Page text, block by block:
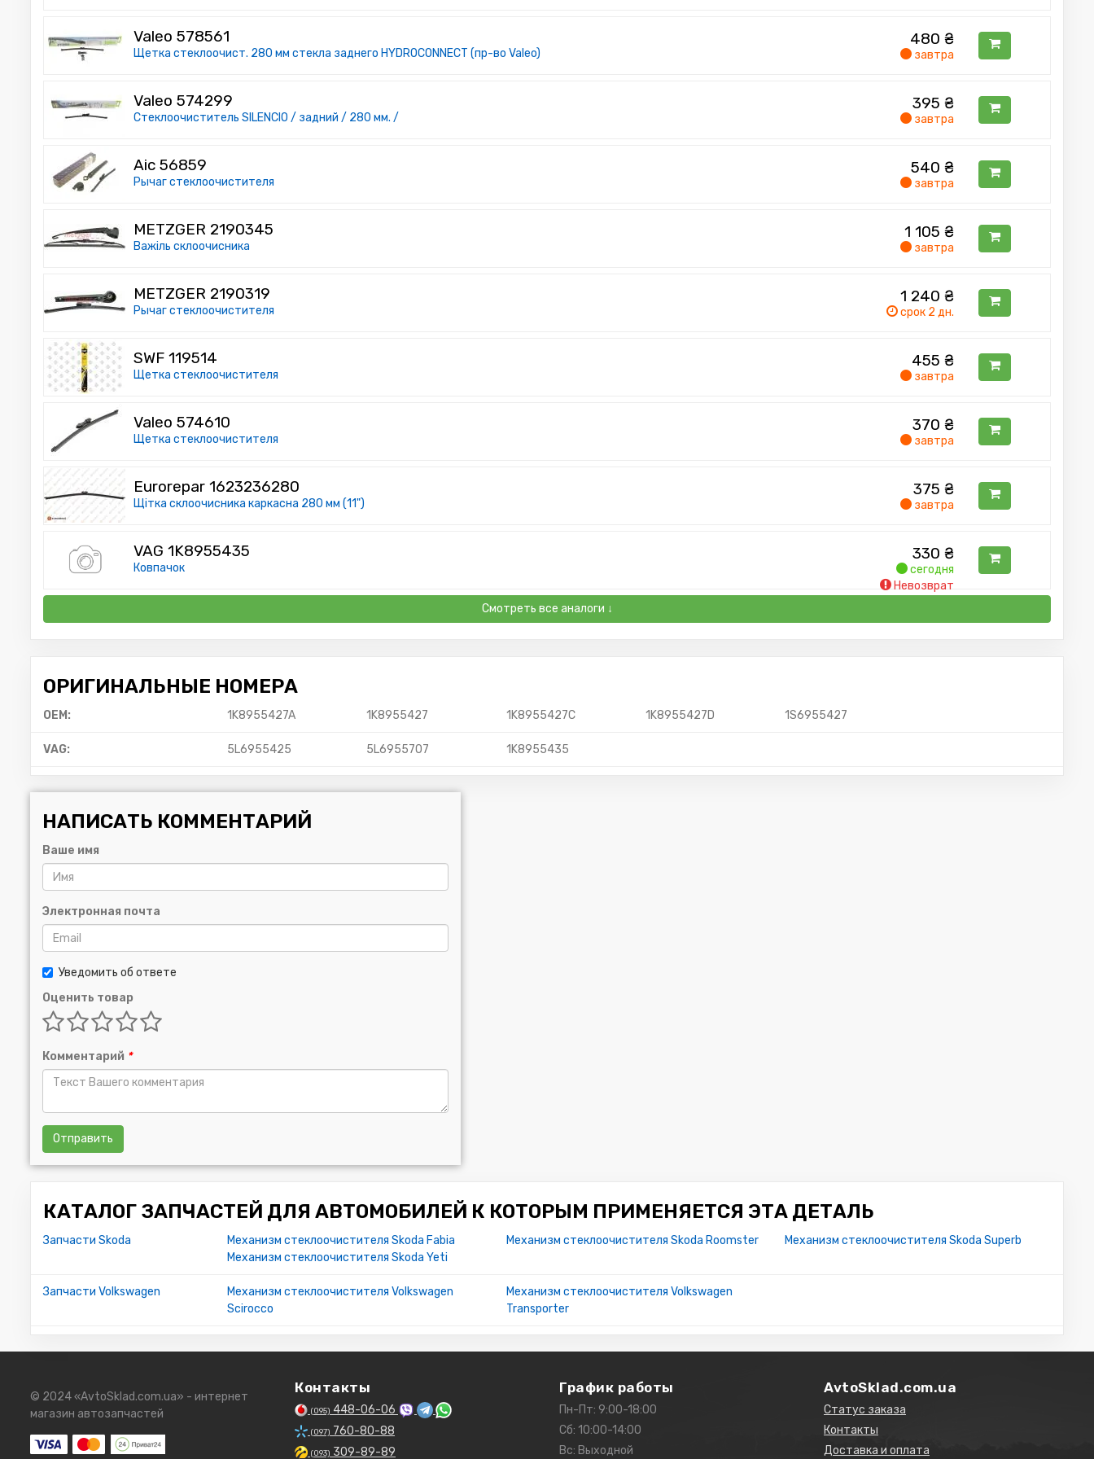
Valeo 578561
Щетка стеклоочист. 280 мм стекла заднего HYDROCONNECT (пр-во Valeo)
480 ₴
завтра
Valeo 574299
Стеклоочиститель SILENCIO / задний / 280 мм. /
395 ₴
завтра
Aic 56859
Рычаг стеклоочистителя
540 ₴
завтра
METZGER 2190345
Важіль склоочисника
1 105 ₴
завтра
METZGER 2190319
Рычаг стеклоочистителя
1 240 ₴
срок 2 дн.
SWF 119514
Щетка стеклоочистителя
455 ₴
завтра
Valeo 574610
Щетка стеклоочистителя
370 ₴
завтра
Eurorepar 1623236280
Щітка склоочисника каркасна 280 мм (11")
375 ₴
завтра
VAG 1K8955435
Ковпачок
330 ₴
сегодня
Невозврат
Смотреть все аналоги ↓
ОРИГИНАЛЬНЫЕ НОМЕРА
OEM: 1K8955427A 1K8955427 1K8955427C 1K8955427D 1S6955427
VAG: 5L6955425 5L6955707 1K8955435
НАПИСАТЬ КОММЕНТАРИЙ
Ваше имя
Электронная почта
Уведомить об ответе
Оценить товар
Комментарий *
Отправить
КАТАЛОГ ЗАПЧАСТЕЙ ДЛЯ АВТОМОБИЛЕЙ К КОТОРЫМ ПРИМЕНЯЕТСЯ ЭТА ДЕТАЛЬ
Запчасти Skoda Механизм стеклоочистителя Skoda Fabia Механизм стеклоочистителя Skoda Roomster
Механизм стеклоочистителя Skoda Superb
Механизм стеклоочистителя Skoda Yeti
Запчасти Volkswagen
Механизм стеклоочистителя Volkswagen
Scirocco
Механизм стеклоочистителя Volkswagen
Transporter
© 2024 «AvtoSklad.com.ua» - интернет
магазин автозапчастей
Контакты
(095) 448-06-06
(097) 760-80-88
(093) 309-89-89
График работы
Пн-Пт: 9:00-18:00
Сб: 10:00-14:00
Вс: Выходной
AvtoSklad.com.ua
Статус заказа
Контакты
Доставка и оплата